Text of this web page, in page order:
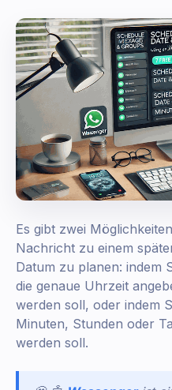
Es gibt zwei
Nachricht zu einem
Datum zu planen: indem
die genaue Uhrzeit
werden soll, oder indem
Minuten, Stunden oder
werden soll.